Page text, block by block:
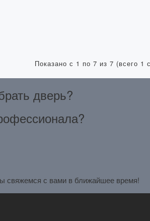
Показано с 1 по 7 из 7 (всего 1
дверь?
свяжемся с вами в ближайшее время!